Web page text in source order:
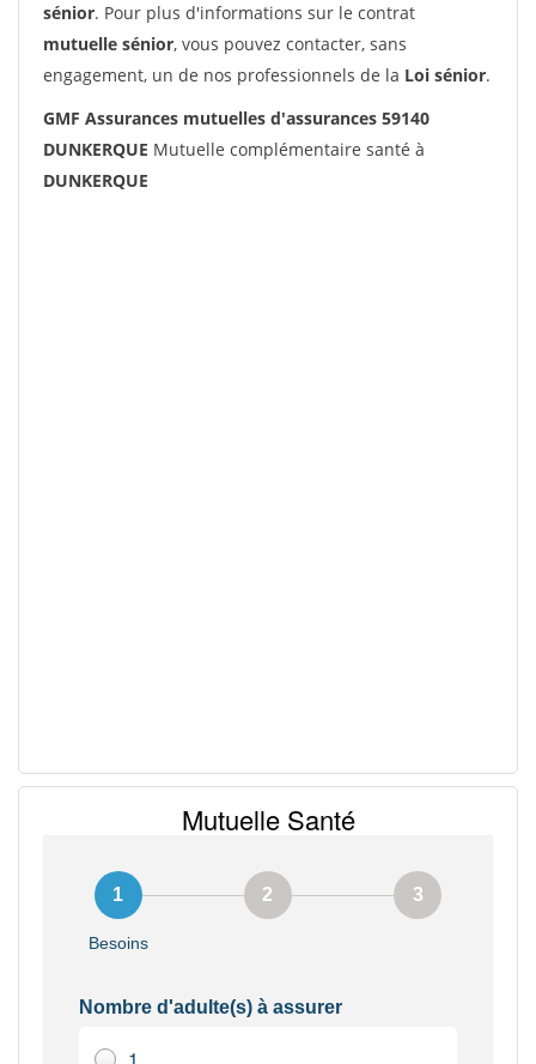
sénior. Pour plus d'informations sur le contrat
mutuelle sénior, vous pouvez contacter, sans
engagement, un de nos professionnels de la Loi sénior.
GMF Assurances mutuelles d'assurances 59140
DUNKERQUE Mutuelle complémentaire santé à
DUNKERQUE